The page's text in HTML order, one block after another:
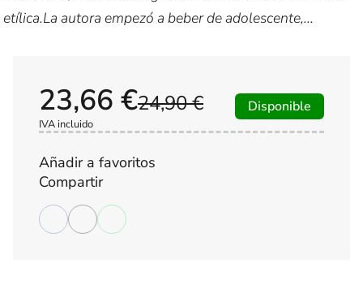
etílica.La autora empezó a beber de adolescente,...
24,90 €
23,66 €
IVA incluido
Disponible
Añadir a favoritos
Compartir